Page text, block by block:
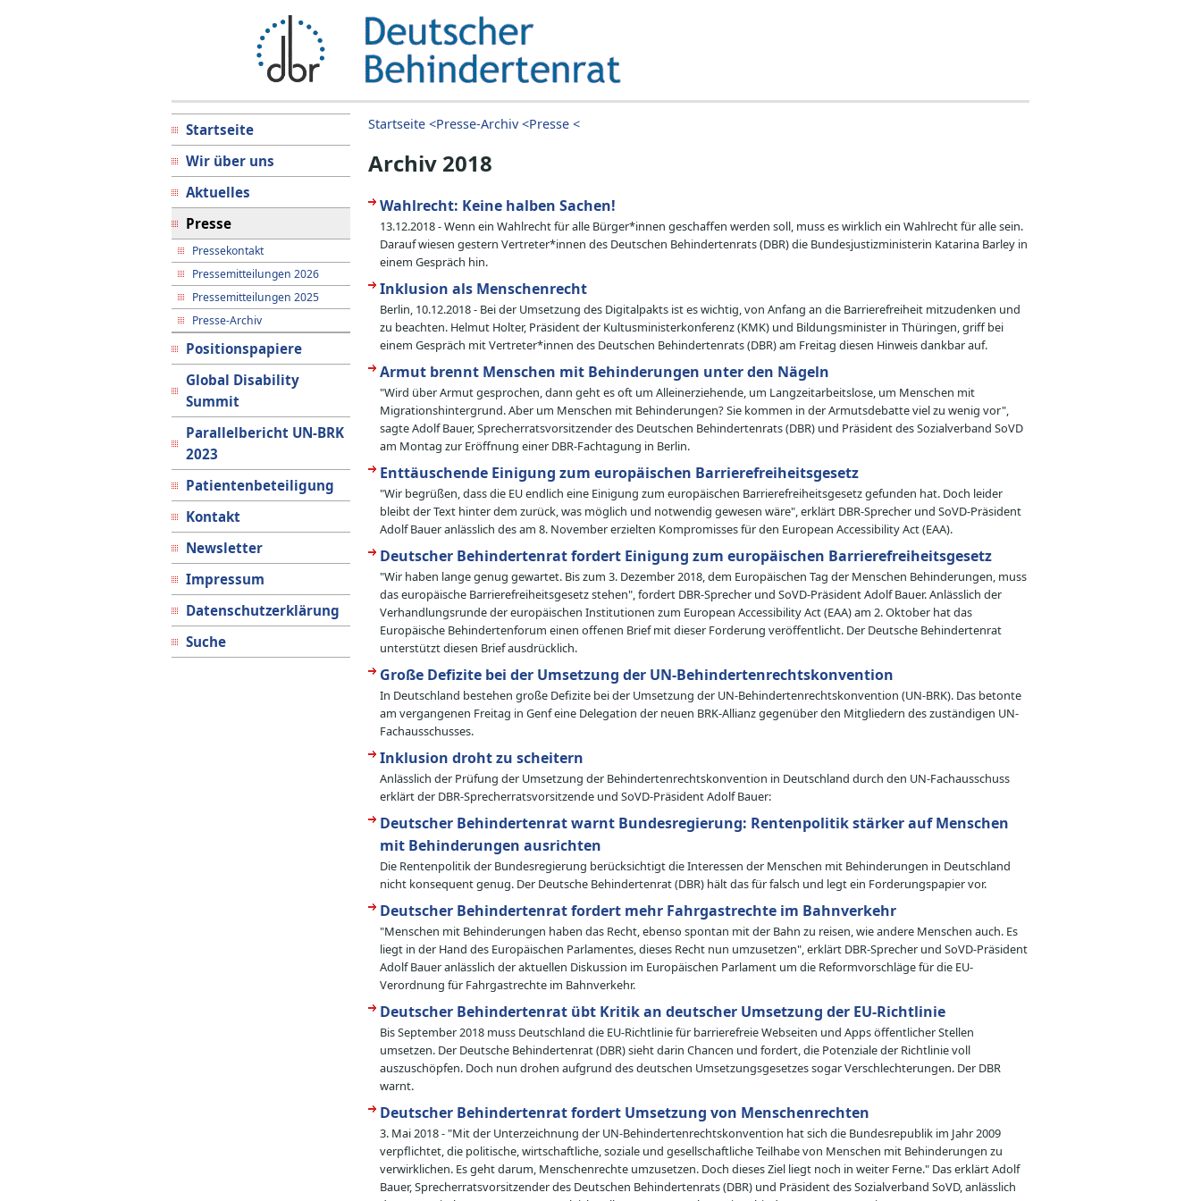
Startseite
Wir über uns
Aktuelles
Presse
Pressekontakt
Pressemitteilungen 2026
Pressemitteilungen 2025
Presse-Archiv
Positionspapiere
Global Disability
Summit
Parallelbericht UN-BRK
2023
Patientenbeteiligung
Kontakt
Newsletter
Impressum
Datenschutzerklärung
Suche
Startseite <Presse-Archiv <Presse <
Archiv 2018
Wahlrecht: Keine halben Sachen!
13.12.2018 - Wenn ein Wahlrecht für alle Bürger*innen geschaffen werden soll, muss es wirklich ein Wahlrecht für alle sein.
Darauf wiesen gestern Vertreter*innen des Deutschen Behindertenrats (DBR) die Bundesjustizministerin Katarina Barley in
einem Gespräch hin.
Inklusion als Menschenrecht
Berlin, 10.12.2018 - Bei der Umsetzung des Digitalpakts ist es wichtig, von Anfang an die Barrierefreiheit mitzudenken und
zu beachten. Helmut Holter, Präsident der Kultusministerkonferenz (KMK) und Bildungsminister in Thüringen, griff bei
einem Gespräch mit Vertreter*innen des Deutschen Behindertenrats (DBR) am Freitag diesen Hinweis dankbar auf.
Armut brennt Menschen mit Behinderungen unter den Nägeln
"Wird über Armut gesprochen, dann geht es oft um Alleinerziehende, um Langzeitarbeitslose, um Menschen mit
Migrationshintergrund. Aber um Menschen mit Behinderungen? Sie kommen in der Armutsdebatte viel zu wenig vor",
sagte Adolf Bauer, Sprecherratsvorsitzender des Deutschen Behindertenrats (DBR) und Präsident des Sozialverband SoVD
am Montag zur Eröffnung einer DBR-Fachtagung in Berlin.
Enttäuschende Einigung zum europäischen Barrierefreiheitsgesetz
"Wir begrüßen, dass die EU endlich eine Einigung zum europäischen Barrierefreiheitsgesetz gefunden hat. Doch leider
bleibt der Text hinter dem zurück, was möglich und notwendig gewesen wäre", erklärt DBR-Sprecher und SoVD-Präsident
Adolf Bauer anlässlich des am 8. November erzielten Kompromisses für den European Accessibility Act (EAA).
Deutscher Behindertenrat fordert Einigung zum europäischen Barrierefreiheitsgesetz
"Wir haben lange genug gewartet. Bis zum 3. Dezember 2018, dem Europäischen Tag der Menschen Behinderungen, muss
das europäische Barrierefreiheitsgesetz stehen", fordert DBR-Sprecher und SoVD-Präsident Adolf Bauer. Anlässlich der
Verhandlungsrunde der europäischen Institutionen zum European Accessibility Act (EAA) am 2. Oktober hat das
Europäische Behindertenforum einen offenen Brief mit dieser Forderung veröffentlicht. Der Deutsche Behindertenrat
unterstützt diesen Brief ausdrücklich.
Große Defizite bei der Umsetzung der UN-Behindertenrechtskonvention
In Deutschland bestehen große Defizite bei der Umsetzung der UN-Behindertenrechtskonvention (UN-BRK). Das betonte
am vergangenen Freitag in Genf eine Delegation der neuen BRK-Allianz gegenüber den Mitgliedern des zuständigen UN-
Fachausschusses.
Inklusion droht zu scheitern
Anlässlich der Prüfung der Umsetzung der Behindertenrechtskonvention in Deutschland durch den UN-Fachausschuss
erklärt der DBR-Sprecherratsvorsitzende und SoVD-Präsident Adolf Bauer:
Deutscher Behindertenrat warnt Bundesregierung: Rentenpolitik stärker auf Menschen
mit Behinderungen ausrichten
Die Rentenpolitik der Bundesregierung berücksichtigt die Interessen der Menschen mit Behinderungen in Deutschland
nicht konsequent genug. Der Deutsche Behindertenrat (DBR) hält das für falsch und legt ein Forderungspapier vor.
Deutscher Behindertenrat fordert mehr Fahrgastrechte im Bahnverkehr
"Menschen mit Behinderungen haben das Recht, ebenso spontan mit der Bahn zu reisen, wie andere Menschen auch. Es
liegt in der Hand des Europäischen Parlamentes, dieses Recht nun umzusetzen", erklärt DBR-Sprecher und SoVD-Präsident
Adolf Bauer anlässlich der aktuellen Diskussion im Europäischen Parlament um die Reformvorschläge für die EU-
Verordnung für Fahrgastrechte im Bahnverkehr.
Deutscher Behindertenrat übt Kritik an deutscher Umsetzung der EU-Richtlinie
Bis September 2018 muss Deutschland die EU-Richtlinie für barrierefreie Webseiten und Apps öffentlicher Stellen
umsetzen. Der Deutsche Behindertenrat (DBR) sieht darin Chancen und fordert, die Potenziale der Richtlinie voll
auszuschöpfen. Doch nun drohen aufgrund des deutschen Umsetzungsgesetzes sogar Verschlechterungen. Der DBR
warnt.
Deutscher Behindertenrat fordert Umsetzung von Menschenrechten
3. Mai 2018 - "Mit der Unterzeichnung der UN-Behindertenrechtskonvention hat sich die Bundesrepublik im Jahr 2009
verpflichtet, die politische, wirtschaftliche, soziale und gesellschaftliche Teilhabe von Menschen mit Behinderungen zu
verwirklichen. Es geht darum, Menschenrechte umzusetzen. Doch dieses Ziel liegt noch in weiter Ferne." Das erklärt Adolf
Bauer, Sprecherratsvorsitzender des Deutschen Behindertenrats (DBR) und Präsident des Sozialverband SoVD, anlässlich